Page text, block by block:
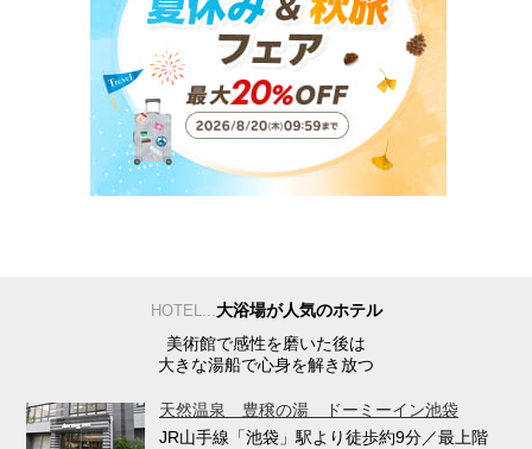
HOTEL...大浴場が人気のホテル
美術館で感性を磨いた後は
大きな湯船で心身を解き放つ
天然温泉 豊穣の湯 ドーミーイン池袋
JR山手線「池袋」駅より徒歩約9分／最上階